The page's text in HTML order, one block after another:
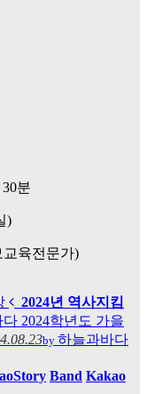
분
)
교육전문가)
2024년 역사지킴
다 2024학년도 가을
by 하늘과바다
Band Kakao